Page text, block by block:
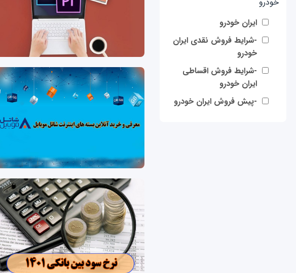
ایران خودرو
-شرایط فروش نقدی ایران
خودرو
-شرایط فروش اقساطی
ایران خودرو
-پیش فروش ایران خودرو